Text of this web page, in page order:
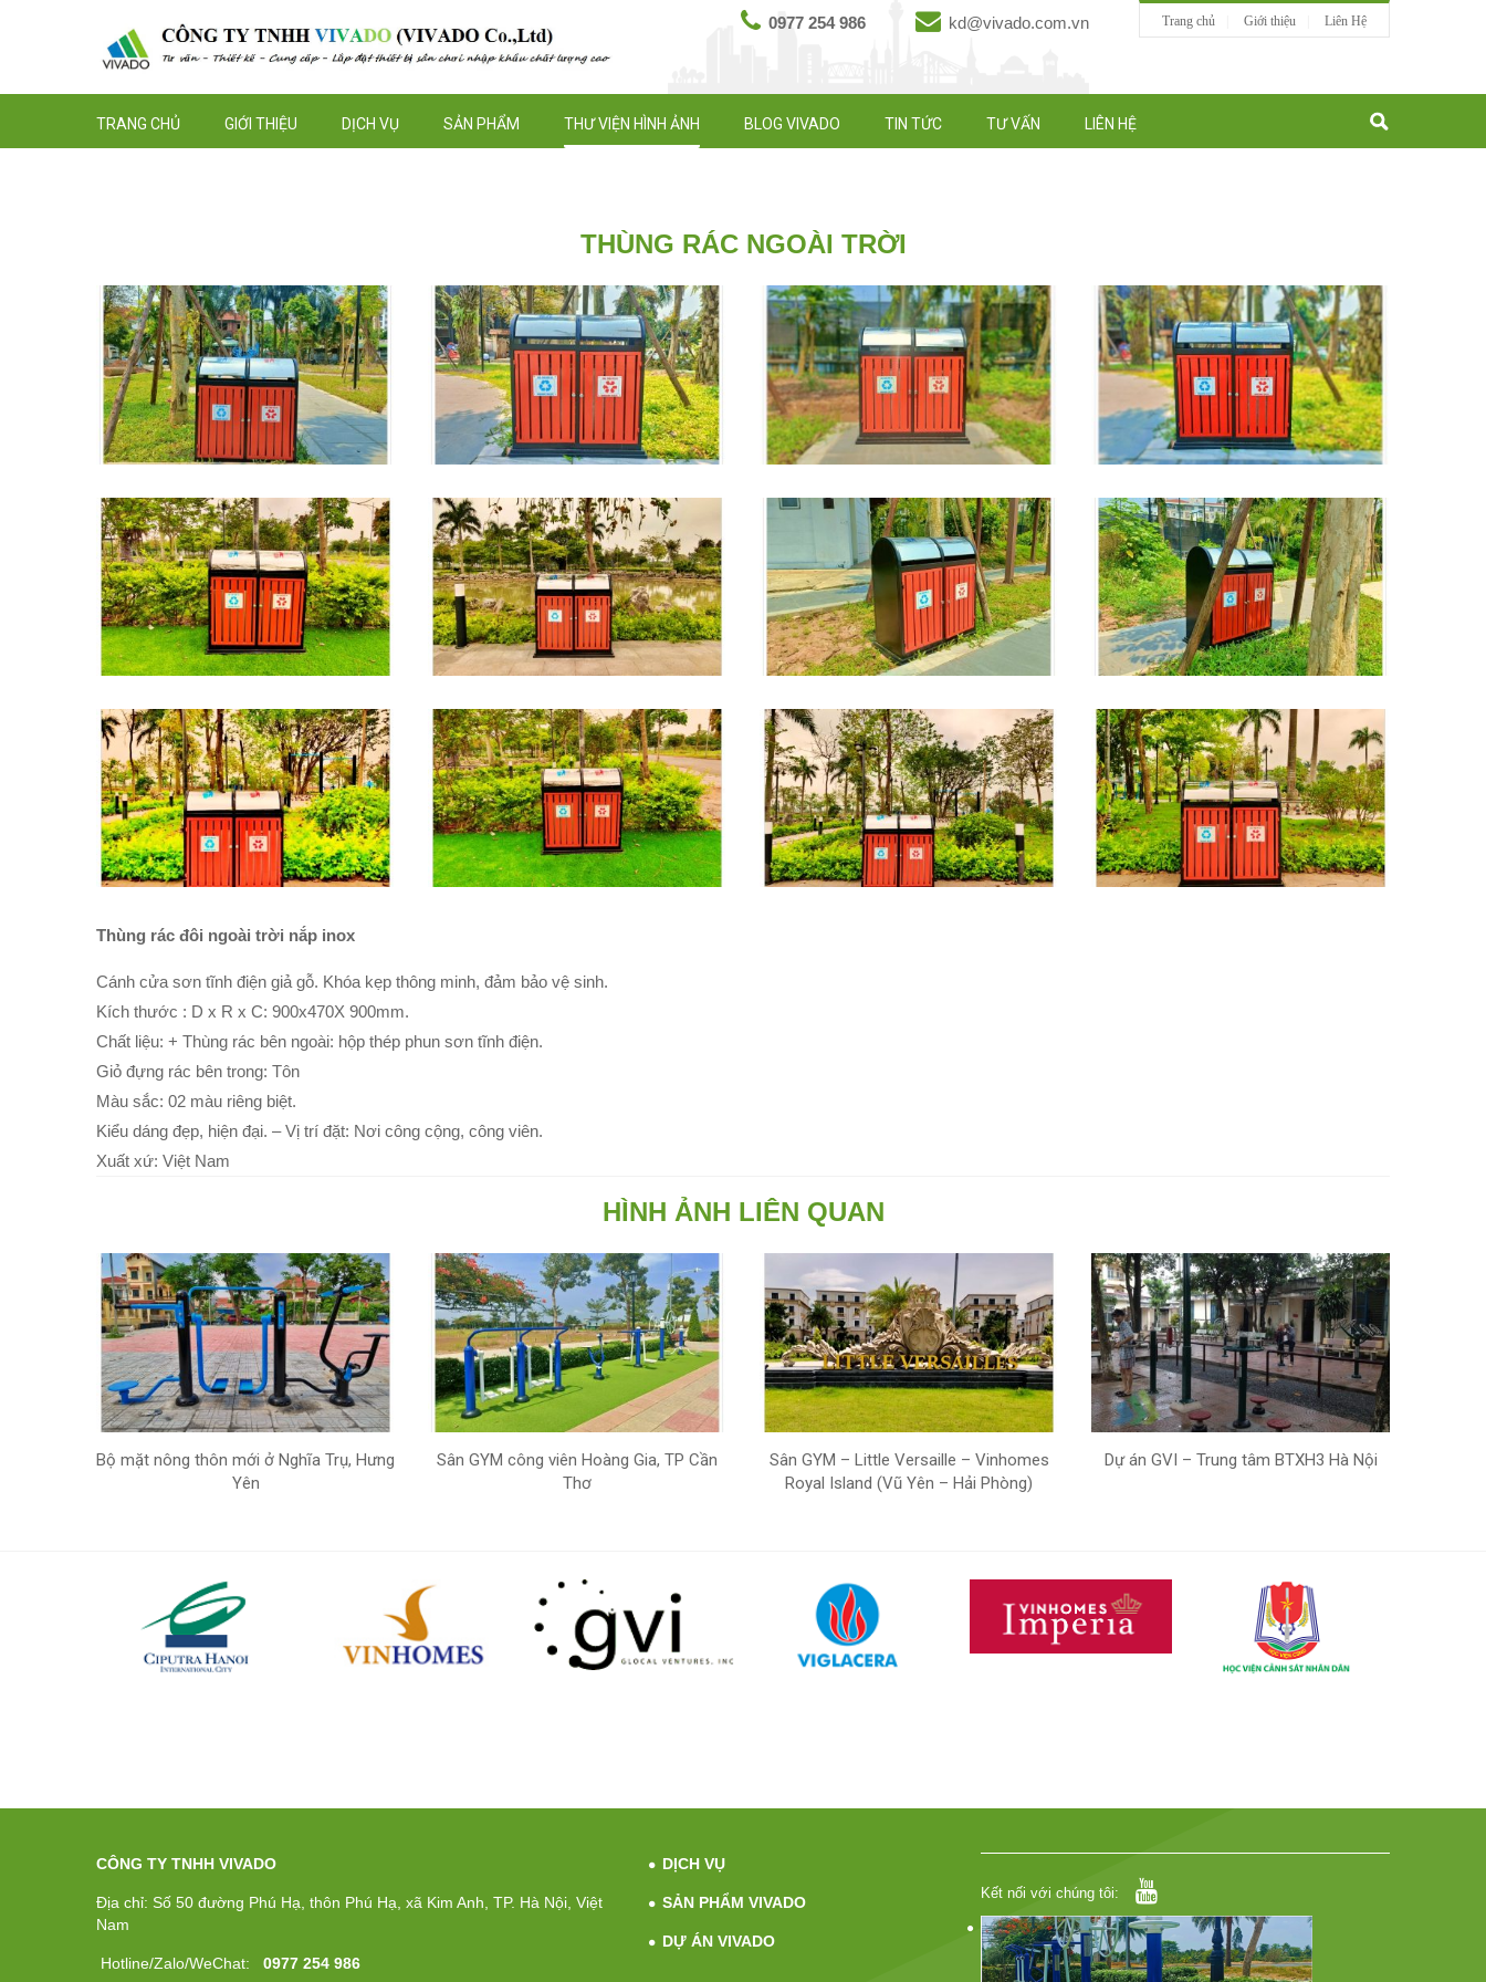
Trang chủ Giới thiệu Liên Hệ
0977 254 986 kd@vivado.com.vn
TRANG CHỦ GIỚI THIỆU DỊCH VỤ SẢN PHẨM THƯ VIỆN HÌNH ẢNH BLOG VIVADO TIN TỨC TƯ VẤN LIÊN HỆ
THÙNG RÁC NGOÀI TRỜI
Thùng rác đôi ngoài trời nắp inox
Cánh cửa sơn tĩnh điện giả gỗ. Khóa kẹp thông minh, đảm bảo vệ sinh.
Kích thước : D x R x C: 900x470X 900mm.
Chất liệu: + Thùng rác bên ngoài: hộp thép phun sơn tĩnh điện.
Giỏ đựng rác bên trong: Tôn
Màu sắc: 02 màu riêng biệt.
Kiểu dáng đẹp, hiện đại. – Vị trí đặt: Nơi công cộng, công viên.
Xuất xứ: Việt Nam
HÌNH ẢNH LIÊN QUAN
Bộ mặt nông thôn mới ở Nghĩa Trụ, Hưng
Yên
Sân GYM công viên Hoàng Gia, TP Cần
Thơ
Sân GYM – Little Versaille – Vinhomes
Royal Island (Vũ Yên – Hải Phòng)
Dự án GVI – Trung tâm BTXH3 Hà Nội
CÔNG TY TNHH VIVADO
Địa chỉ: Số 50 đường Phú Hạ, thôn Phú Hạ, xã Kim Anh, TP. Hà Nội, Việt
Nam
Hotline/Zalo/WeChat: 0977 254 986
DỊCH VỤ
SẢN PHẨM VIVADO
DỰ ÁN VIVADO
Kết nối với chúng tôi: